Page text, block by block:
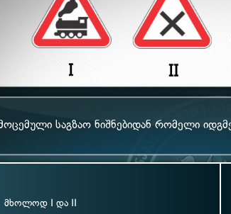
საგზაო ნიშნებიდან რომელი
მხოლოდ I და II